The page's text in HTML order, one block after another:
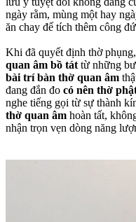
ngày rằm, mùng một hay
ăn chay để tích thêm công
Khi đã quyết định thờ
quan âm bồ tát từ những
bài trí bàn thờ quan âm
đang đắn đo có nên thờ
nghe tiếng gọi từ sự thành
thờ quan âm hoàn tất,
nhận trọn vẹn dòng năng